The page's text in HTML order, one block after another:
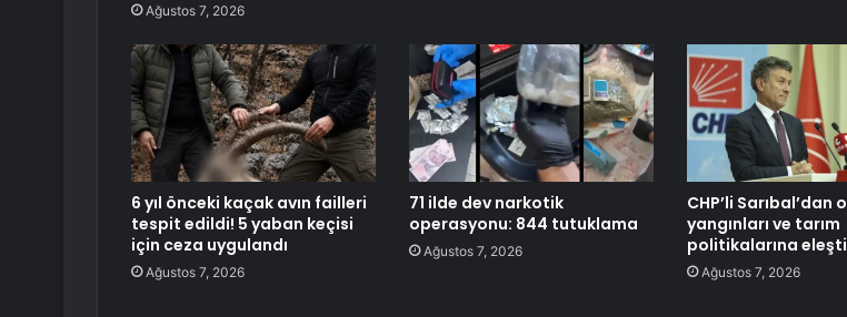
Ağustos 7, 2026
6 yıl önceki kaçak avın failleri
tespit edildi! 5 yaban keçisi
için ceza uygulandı
Ağustos 7, 2026
71 ilde dev narkotik
operasyonu: 844 tutuklama
Ağustos 7, 2026
CHP’li Sarıbal’dan
yangınları ve tarım
politikalarına
Ağustos 7, 2026